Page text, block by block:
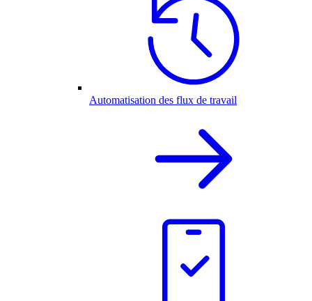
Automatisation des flux de travail